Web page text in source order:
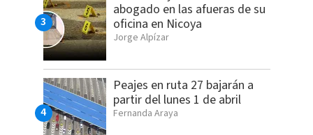
abogado en las afueras de su
oficina en Nicoya
Jorge Alpízar
Peajes en ruta 27 bajarán a
partir del lunes 1 de abril
Fernanda Araya